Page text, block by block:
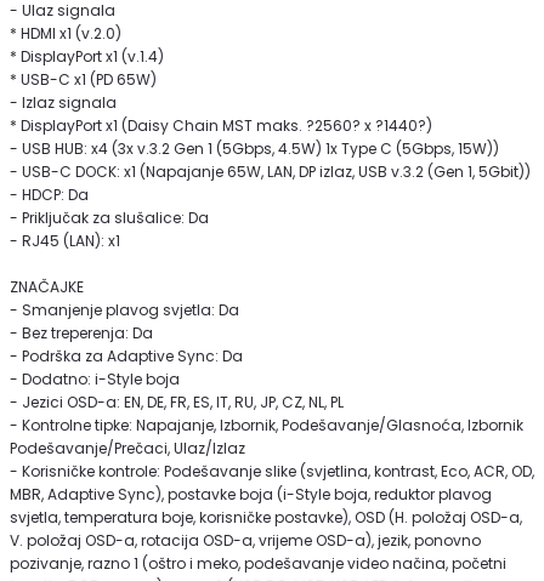
- Ulaz signala
* HDMI x1 (v.2.0)
* DisplayPort x1 (v.1.4)
* USB-C x1 (PD 65W)
- Izlaz signala
* DisplayPort x1 (Daisy Chain MST maks. ?2560? x ?1440?)
- USB HUB: x4 (3x v.3.2 Gen 1 (5Gbps, 4.5W) 1x Type C (5Gbps, 15W))
- USB-C DOCK: x1 (Napajanje 65W, LAN, DP izlaz, USB v.3.2 (Gen 1, 5Gbit))
- HDCP: Da
- Priključak za slušalice: Da
- RJ45 (LAN): x1
ZNAČAJKE
- Smanjenje plavog svjetla: Da
- Bez treperenja: Da
- Podrška za Adaptive Sync: Da
- Dodatno: i-Style boja
- Jezici OSD-a: EN, DE, FR, ES, IT, RU, JP, CZ, NL, PL
- Kontrolne tipke: Napajanje, Izbornik, Podešavanje/Glasnoća, Izbornik
Podešavanje/Prečaci, Ulaz/Izlaz
- Korisničke kontrole: Podešavanje slike (svjetlina, kontrast, Eco, ACR, OD,
MBR, Adaptive Sync), postavke boja (i-Style boja, reduktor plavog
svjetla, temperatura boje, korisničke postavke), OSD (H. položaj OSD-a,
V. položaj OSD-a, rotacija OSD-a, vrijeme OSD-a), jezik, ponovno
pozivanje, razno 1 (oštro i meko, podešavanje video načina, početni